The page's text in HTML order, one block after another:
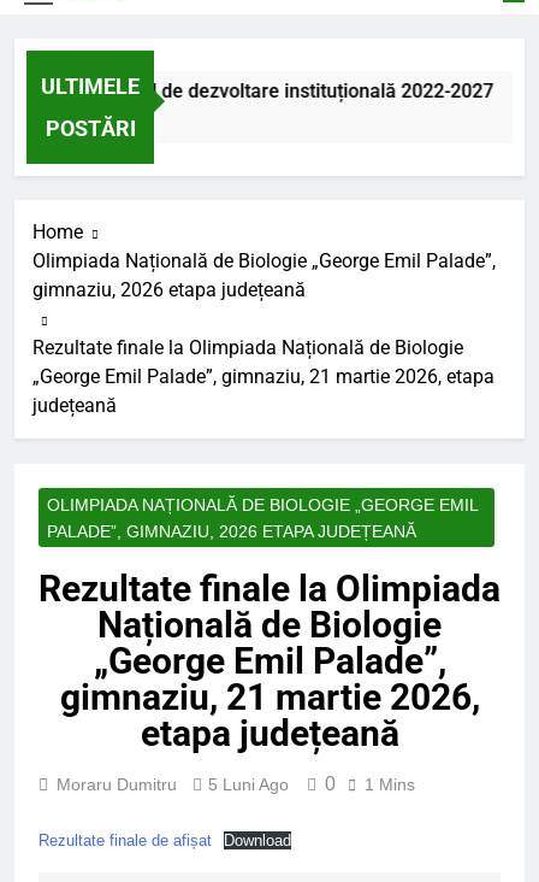
ULTIMELE
POSTĂRI
Proiectul de dezvoltare instituțională 2022-2027
4 Zile Ago
Home
Olimpiada Națională de Biologie „George Emil Palade”,
gimnaziu, 2026 etapa județeană
Rezultate finale la Olimpiada Națională de Biologie
„George Emil Palade”, gimnaziu, 21 martie 2026, etapa
județeană
OLIMPIADA NAȚIONALĂ DE BIOLOGIE „GEORGE EMIL
PALADE”, GIMNAZIU, 2026 ETAPA JUDEȚEANĂ
Rezultate finale la Olimpiada
Națională de Biologie
„George Emil Palade”,
gimnaziu, 21 martie 2026,
etapa județeană
Moraru Dumitru 5 Luni Ago 0 1 Mins
Rezultate finale de afișat Download